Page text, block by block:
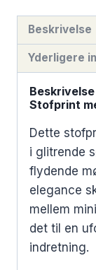
Beskrivelse
Yderligere
Beskrivelse
Stofprint
Dette
i glitrende
flydende
elegance
mellem
det til en
indretning.